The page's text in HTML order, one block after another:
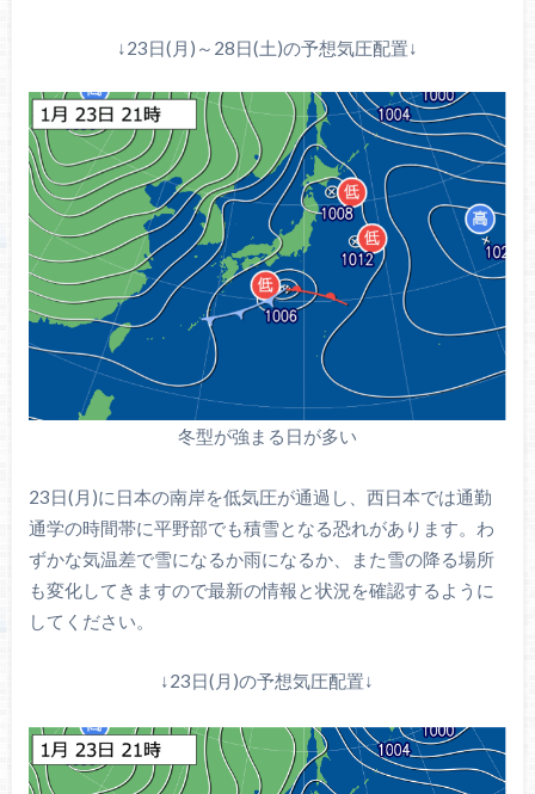
↓23日(月)～28日(土)の予想気圧配置↓
冬型が強まる日が多い
23日(月)に日本の南岸を低気圧が通過し、西日本では通勤
通学の時間帯に平野部でも積雪となる恐れがあります。わ
ずかな気温差で雪になるか雨になるか、また雪の降る場所
も変化してきますので最新の情報と状況を確認するように
してください。
↓23日(月)の予想気圧配置↓